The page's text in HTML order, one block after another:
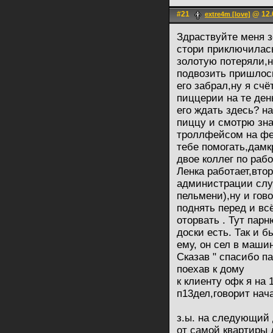
#21 extre4m [love] @
Здраствуйте меня
стори
золотую
подвозить
его забрал,ну я
пиццерии на те
его ждать здесь?
пиццу и смотрю
троллфейсом на
тебе
двое коллег по
Ленка
администрации
пельмени),ну и
поднять перед и
оторвать . Тут
доски есть. Так и
ему, он сел в
Сказав " спасибо
поехав к дому
к клиенту офк я
п13дел,говорит
з.ы. на следующий
от самой квартиры